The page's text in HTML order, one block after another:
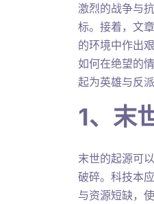
激烈的战争与
标。接着，文
的环境中作出
如何在绝望的
起为英雄与反
1、末
末世的起源可
破碎。科技本
与资源短缺，